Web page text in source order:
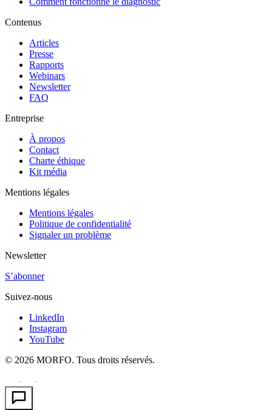
Contenus
Articles
Presse
Rapports
Webinars
Newsletter
FAQ
Entreprise
À propos
Contact
Charte éthique
Kit média
Mentions légales
Mentions légales
Politique de confidentialité
Signaler un problème
Newsletter
S’abonner
Suivez-nous
LinkedIn
Instagram
YouTube
© 2026 MORFO. Tous droits réservés.
· ·